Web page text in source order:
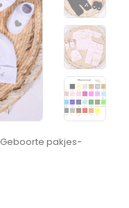
Geboorte pakjes-